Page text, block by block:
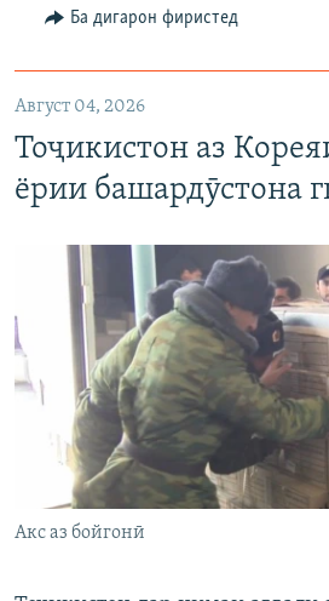
Ба дигарон фиристед
Август 04, 2026
Тоҷикистон аз
ёрии башардӯстона
Акс аз бойгонӣ